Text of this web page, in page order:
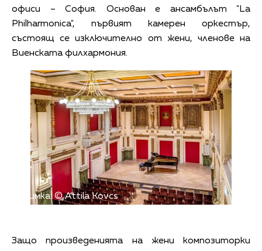
офиси – София. Основан е ансамбълът "La
Philharmonica", първият камерен оркестър,
състоящ се изключително от жени, членове на
Виенската филхармония.
Снимка: © Attila Kovcs
Защо произведенията на жени композиторки